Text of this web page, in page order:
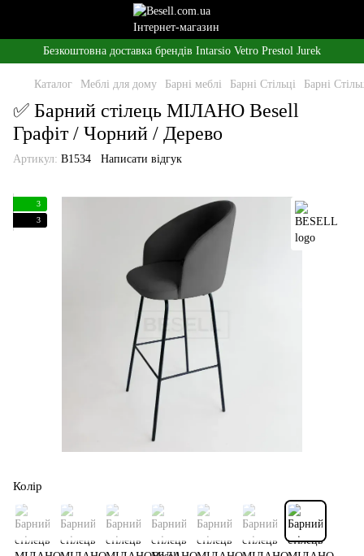
Безкоштовна доставка брендів Intarsio Vetro Prestol Jurek
Каталог Меблі для дому Барні меблі Барні Стільці Барні
✅ Барний стілець МІЛАНО Besell
Графіт / Чорний / Дерево
Артикул: B1534 Написати відгук
3
3
Колір